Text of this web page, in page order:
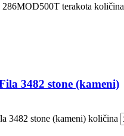
terakota količina
3482 stone (kameni)
3482 stone (kameni) količina